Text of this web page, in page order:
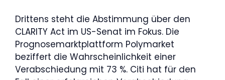
Drittens steht die Abstimmung über den
CLARITY Act im US-Senat im Fokus. Die
Prognosemarktplattform Polymarket
beziffert die Wahrscheinlichkeit einer
Verabschiedung mit 73 %. Citi hat für den